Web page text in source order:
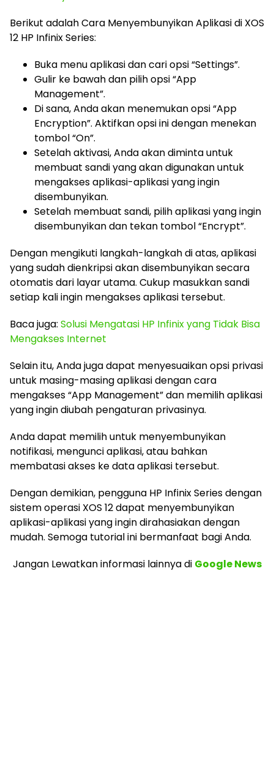
Berikut adalah Cara Menyembunyikan Aplikasi di XOS
12 HP Infinix Series:
Buka menu aplikasi dan cari opsi “Settings”.
Gulir ke bawah dan pilih opsi “App
Management”.
Di sana, Anda akan menemukan opsi “App
Encryption”. Aktifkan opsi ini dengan menekan
tombol “On”.
Setelah aktivasi, Anda akan diminta untuk
membuat sandi yang akan digunakan untuk
mengakses aplikasi-aplikasi yang ingin
disembunyikan.
Setelah membuat sandi, pilih aplikasi yang ingin
disembunyikan dan tekan tombol “Encrypt”.
Dengan mengikuti langkah-langkah di atas, aplikasi
yang sudah dienkripsi akan disembunyikan secara
otomatis dari layar utama. Cukup masukkan sandi
setiap kali ingin mengakses aplikasi tersebut.
Baca juga: Solusi Mengatasi HP Infinix yang Tidak Bisa
Mengakses Internet
Selain itu, Anda juga dapat menyesuaikan opsi privasi
untuk masing-masing aplikasi dengan cara
mengakses “App Management” dan memilih aplikasi
yang ingin diubah pengaturan privasinya.
Anda dapat memilih untuk menyembunyikan
notifikasi, mengunci aplikasi, atau bahkan
membatasi akses ke data aplikasi tersebut.
Dengan demikian, pengguna HP Infinix Series dengan
sistem operasi XOS 12 dapat menyembunyikan
aplikasi-aplikasi yang ingin dirahasiakan dengan
mudah. Semoga tutorial ini bermanfaat bagi Anda.
Jangan Lewatkan informasi lainnyadi Google News